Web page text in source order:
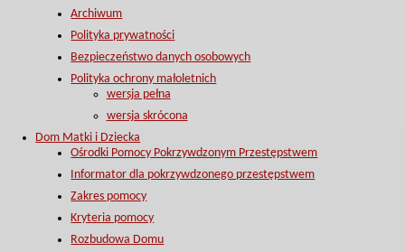
Archiwum
Polityka prywatności
Bezpieczeństwo danych osobowych
Polityka ochrony małoletnich
wersja pełna
wersja skrócona
Dom Matki i Dziecka
Ośrodki Pomocy Pokrzywdzonym Przestępstwem
Informator dla pokrzywdzonego przestępstwem
Zakres pomocy
Kryteria pomocy
Rozbudowa Domu